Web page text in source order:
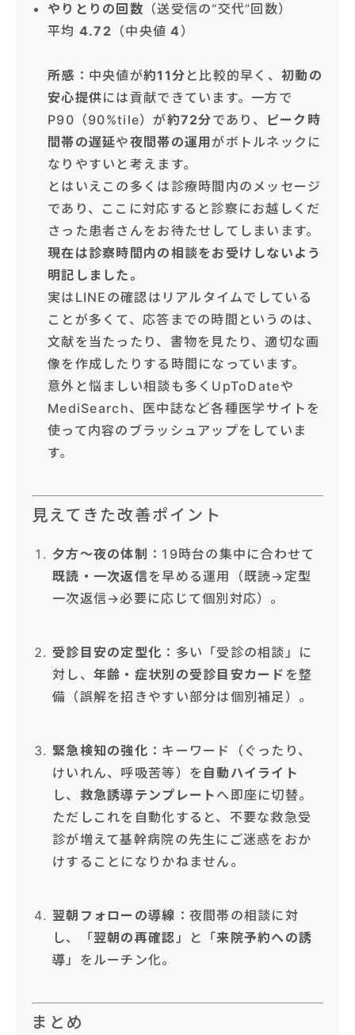
やりとりの回数 （送受信の“交代”回数）
平均 4.72 （中央値4 ）
所感 ：中央値が約11分 と比較的早く、初動の
安心提供には貢献できています。一方で
P90（90%tile）が約72分であり、
ピーク時
間帯の遅延や夜間帯の運用がボトルネックに
なりやすいと考えます。
とはいえこの多くは診療時間内のメッセージ
であり、ここに対応すると診察にお越しくだ
さった患者さんをお待たせしてしまいます。
現在は診察時間内の相談をお受けしないよう
明記しました。
実はLINEの確認はリアルタイムでしている
ことが多くて、応答までの時間というのは、
文献を当たったり、書物を見たり、適切な画
像を作成したりする時間になっています。
意外と悩ましい相談も多くUpToDateや
MediSearch、医中誌など各種医学サイトを
使って内容のブラッシュアップをしていま
す。
見えてきた改善ポイント
夕方〜夜の体制 ：19時台の集中に合わせて
既読・一次返信 を早める運用（既読→定型
一次返信→必要に応じて個別対応）。
受診目安の定型化 ：多い「受診の相談」に
対し、 年齢・症状別の受診目安カード を整
備（誤解を招きやすい部分は個別補足）。
緊急検知の強化 ：キーワード（ぐったり、
けいれん、呼吸苦等）を 自動ハイライト
し、 救急誘導テンプレート へ即座に切替。
ただしこれを自動化すると、不要な救急受
診が増えて基幹病院の先生にご迷惑をおか
けすることになりかねません。
翌朝フォローの導線 ：夜間帯の相談に対
し、「翌朝の再確認」と「来院予約への誘
導」をルーチン化。
まとめ